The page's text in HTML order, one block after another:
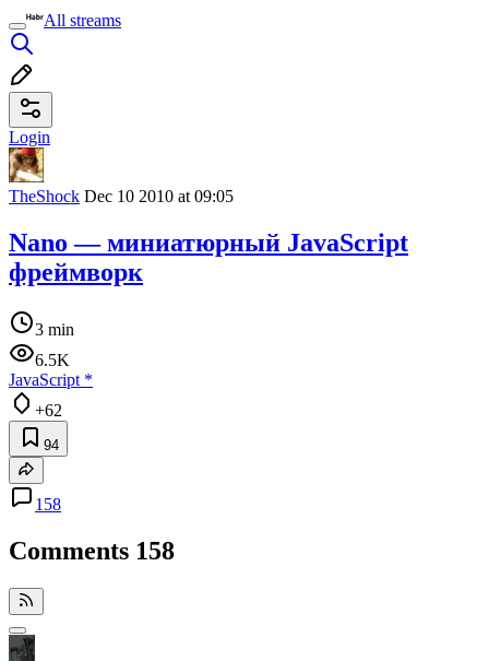
All streams
Login
TheShock Dec 10 2010 at 09:05
Nano — миниатюрный JavaScript
фреймворк
3 min
6.5K
JavaScript *
+62
94
158
Comments 158